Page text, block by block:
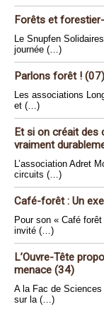
Forêts et
Le Snupfen
journée (…)
Parlons forêt ! (07)
Les associations
et (…)
Et si on créait
vraiment
L’association Adret
circuits (…)
Café-forêt : Un
Pour son « Café
invité (…)
L’Ouvre-Tête
menace (34)
A la Fac de
sur la (…)